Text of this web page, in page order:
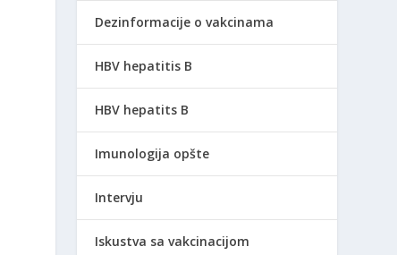
Dezinformacije o vakcinama
HBV hepatitis B
HBV hepatits B
Imunologija opšte
Intervju
Iskustva sa vakcinacijom